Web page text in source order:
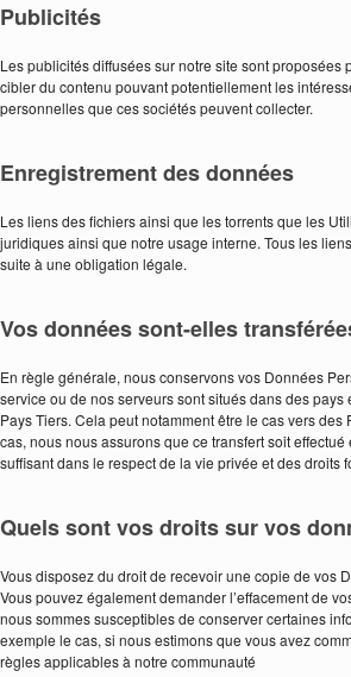
Publicités
Les publicités diffusées sur notre site sont
cibler du contenu pouvant potentiellement les
personnelles que ces sociétés peuvent collecter.
Enregistrement des données
Les liens des fichiers ainsi que les torrents que les
juridiques ainsi que notre usage interne. Tous les
suite à une obligation légale.
Vos données sont-elles
En règle générale, nous conservons vos Données
service ou de nos serveurs sont situés dans des
Pays Tiers. Cela peut notamment être le cas vers
cas, nous nous assurons que ce transfert soit
suffisant dans le respect de la vie privée et des droits
Quels sont vos droits sur vos
Vous disposez du droit de recevoir une copie de vos
Vous pouvez également demander l’effacement de
nous sommes susceptibles de conserver certaines
exemple le cas, si nous estimons que vous avez
règles applicables à notre communauté